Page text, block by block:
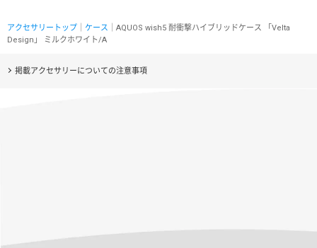
アクセサリートップ ケース ｜AQUOS wish5 耐衝撃ハイブリッドケース 「Velta
Design」 ミルクホワイト/A
掲載アクセサリーについての注意事項